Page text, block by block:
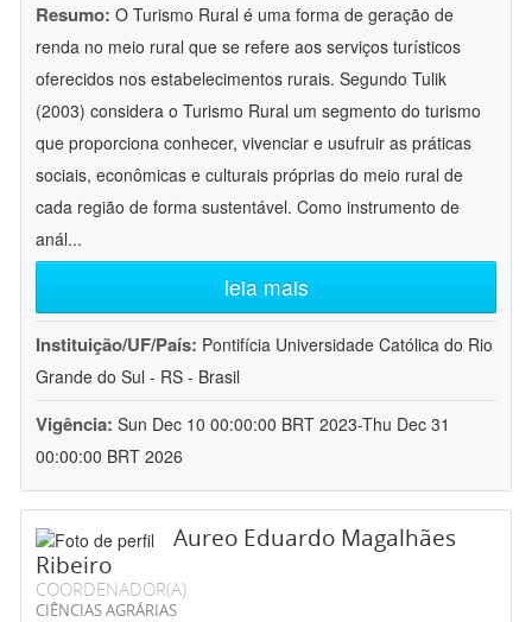
Resumo: O Turismo Rural é uma forma de geração de
renda no meio rural que se refere aos serviços turísticos
oferecidos nos estabelecimentos rurais. Segundo Tulik
(2003) considera o Turismo Rural um segmento do turismo
que proporciona conhecer, vivenciar e usufruir as práticas
sociais, econômicas e culturais próprias do meio rural de
cada região de forma sustentável. Como instrumento de
anál...
leia mais
Instituição/UF/País: Pontifícia Universidade Católica do Rio
Grande do Sul - RS - Brasil
Vigência: Sun Dec 10 00:00:00 BRT 2023-Thu Dec 31
00:00:00 BRT 2026
Aureo Eduardo Magalhães
Ribeiro
COORDENADOR(A)
CIÊNCIAS AGRÁRIAS